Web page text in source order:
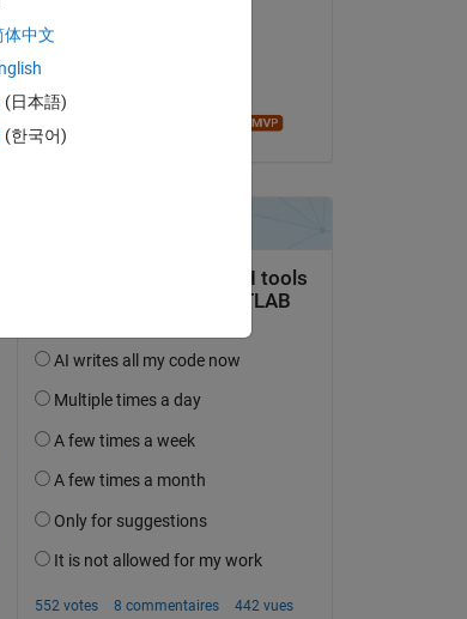
le 29 Déc 2019
Acceptée :
体中文
(日本語)
(한국어)